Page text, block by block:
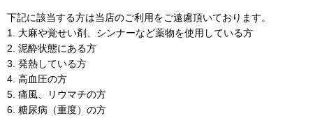
下記に該当する方は当店のご利用をご遠慮頂いております。
1. 大麻や覚せい剤、シンナーなど薬物を使用している方
2. 泥酔状態にある方
3. 発熱している方
4. 高血圧の方
5. 痛風、リウマチの方
6. 糖尿病（重度）の方